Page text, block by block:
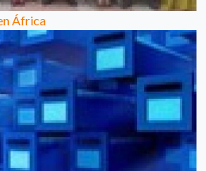
África